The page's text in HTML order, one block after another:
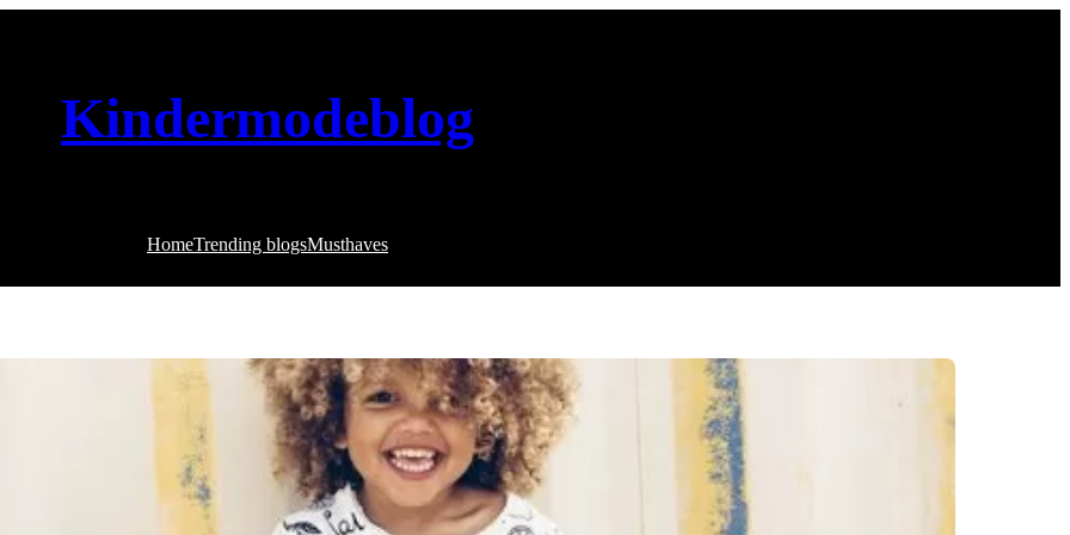
Kindermodeblog
HomeTrending blogsMusthaves